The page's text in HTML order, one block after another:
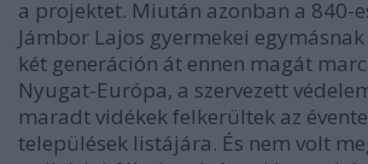
a projektet. Miután azonban a 840-
Jámbor Lajos gyermekei egymásnak
két generáción át ennen magát
Nyugat-Európa, a szervezett
maradt vidékek felkerültek az
települések listájára. És nem volt